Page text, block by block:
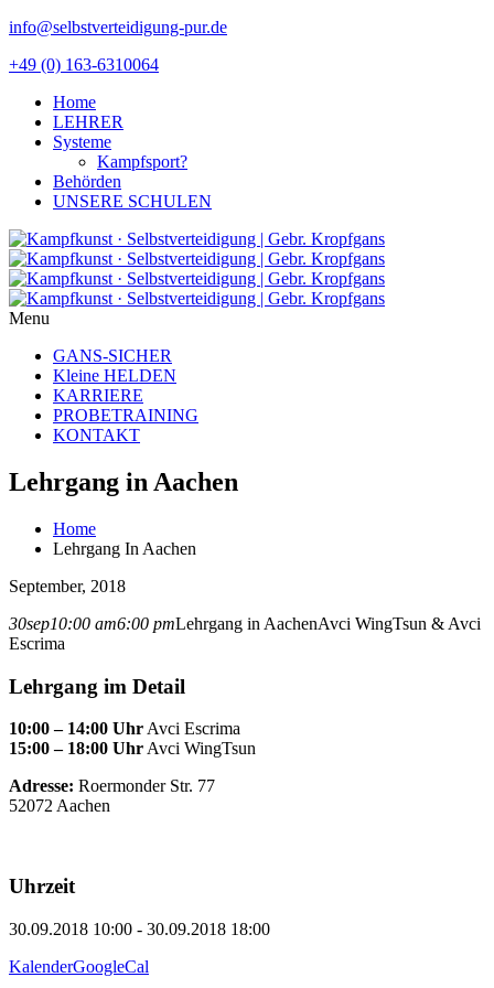
info@selbstverteidigung-pur.de
+49 (0) 163-6310064
Home
LEHRER
Systeme
Kampfsport?
Behörden
UNSERE SCHULEN
Menu
GANS-SICHER
Kleine HELDEN
KARRIERE
PROBETRAINING
KONTAKT
Lehrgang in Aachen
Home
Lehrgang In Aachen
September, 2018
30sep10:00 am6:00 pmLehrgang in AachenAvci WingTsun & Avci
Escrima
Lehrgang im Detail
10:00 – 14:00 Uhr Avci Escrima
15:00 – 18:00 Uhr Avci WingTsun
Adresse: Roermonder Str. 77
52072 Aachen
Uhrzeit
30.09.2018 10:00 - 30.09.2018 18:00
KalenderGoogleCal